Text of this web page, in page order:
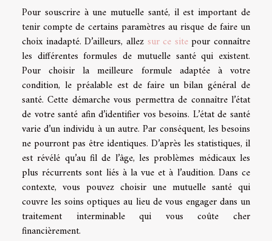
Pour souscrire à une mutuelle santé, il est important de
tenir compte de certains paramètres au risque de faire un
choix inadapté. D’ailleurs, allez sur ce sitepour connaître
les différentes formules de mutuelle santé qui existent.
Pour choisir la meilleure formule adaptée à votre
condition, le préalable est de faire un bilan général de
santé. Cette démarche vous permettra de connaître l’état
de votre santé afin d’identifier vos besoins. L’état de santé
varie d’un individu à un autre. Par conséquent, les besoins
ne pourront pas être identiques. D’après les statistiques, il
est révélé qu’au fil de l’âge, les problèmes médicaux les
plus récurrents sont liés à la vue et à l’audition. Dans ce
contexte, vous pouvez choisir une mutuelle santé qui
couvre les soins optiques au lieu de vous engager dans un
traitement interminable qui vous coûte cher
financièrement.